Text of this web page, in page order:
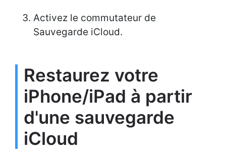
Activez le commutateur de
Sauvegarde iCloud.
Restaurez votre
iPhone/iPad à partir
d'une sauvegarde
iCloud